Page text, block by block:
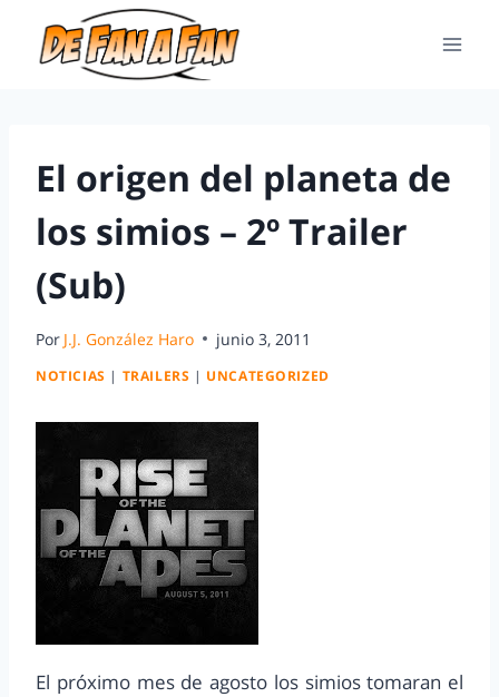
El origen del planeta de
los simios – 2º Trailer
(Sub)
Por J.J. González Haro junio 3, 2011
NOTICIAS | TRAILERS | UNCATEGORIZED
El próximo mes de agosto los simios tomaran el